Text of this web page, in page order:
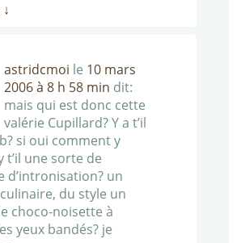
↓
astridcmoi le 10 mars
2006 à 8 h 58 min dit:
mais qui est donc cette
valérie Cupillard? Y a t’il
si oui comment y
t’il une sorte de
d’intronisation? un
du style un
choco-noisette à
yeux bandés? je